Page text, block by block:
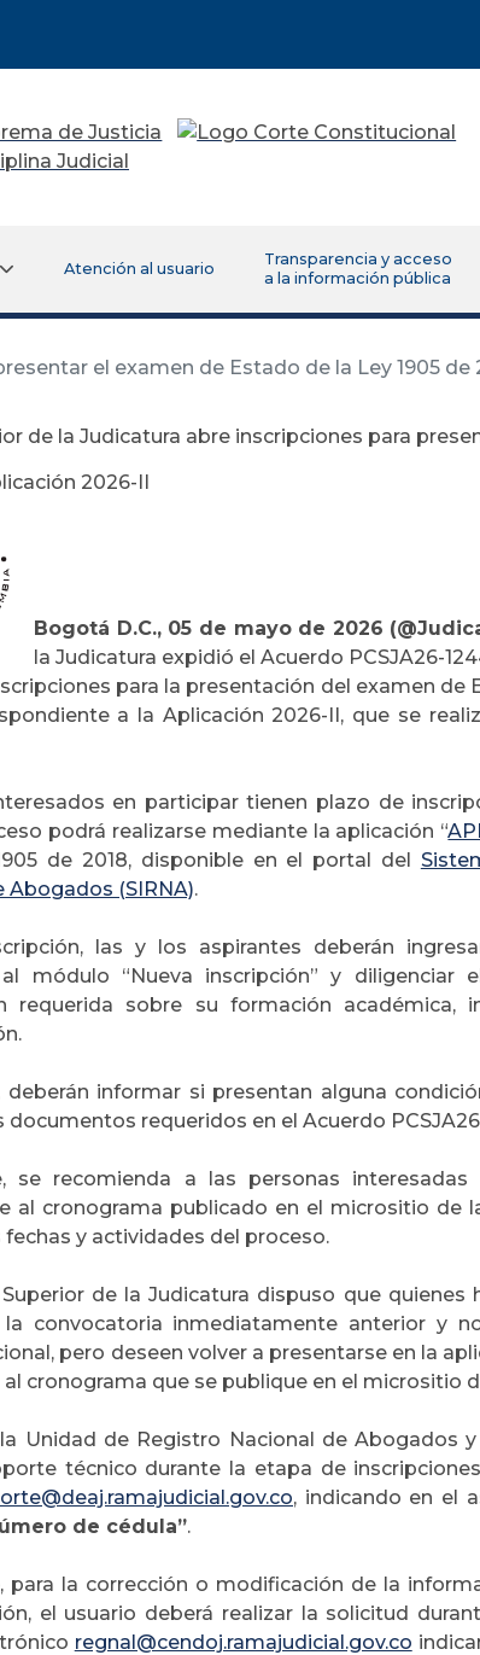
Atención al usuario
Transparencia y acceso
a la información pública
el examen de Estado de la Ley 1905 de
de la Judicatura abre inscripciones para
2026-II
Bogotá D.C., 05 de mayo de 2026
la Judicatura expidió el Acuerdo PCSJA26-
para la presentación del examen de
a la Aplicación 2026-II, que se
en participar tienen plazo de
podrá realizarse mediante la aplicación “
de 2018, disponible en el portal del
Abogados (SIRNA).
las y los aspirantes deberán
módulo “Nueva inscripción” y diligenciar
requerida sobre su formación académica,
deberán informar si presentan alguna
documentos requeridos en el Acuerdo
se recomienda a las personas
al cronograma publicado en el micrositio de
fechas y actividades del proceso.
Superior de la Judicatura dispuso que
convocatoria inmediatamente anterior y
pero deseen volver a presentarse en la
cronograma que se publique en el micrositio
Unidad de Registro Nacional de Abogados
técnico durante la etapa de
, indicando en el
de cédula”.
para la corrección o modificación de la
el usuario deberá realizar la solicitud
regnal@cendoj.ramajudicial.gov.co